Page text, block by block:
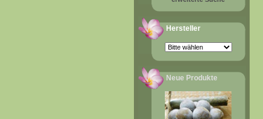
Hersteller
Neue Produkte